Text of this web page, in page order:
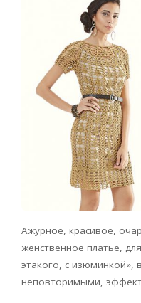
Ажурное, красивое,
женственное платье,
этакого, с изюминкой»,
неповторимыми,